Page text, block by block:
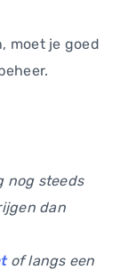
moet je goed
nog steeds
dan
of langs een